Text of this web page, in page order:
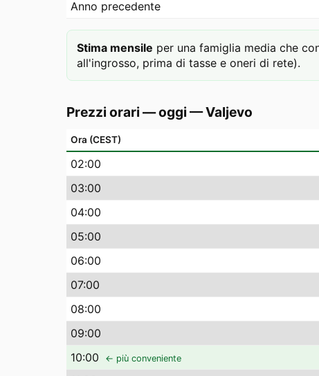
Anno precedente
Stima mensile per una famiglia media che
all'ingrosso, prima di tasse e oneri di rete).
Prezzi orari — oggi —Valjevo
Ora (CEST)
02:00
03:00
04:00
05:00
06:00
07:00
08:00
09:00
10:00 ← più conveniente